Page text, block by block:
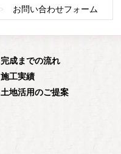
お問い合わせフォーム
完成までの流れ
施工実績
土地活用のご提案